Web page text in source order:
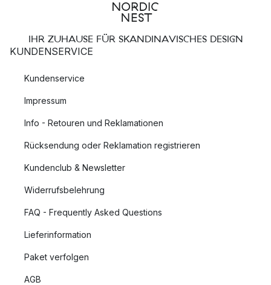
IHR ZUHAUSE FÜR SKANDINAVISCHES DESIGN
KUNDENSERVICE
Kundenservice
Impressum
Info - Retouren und Reklamationen
Rücksendung oder Reklamation registrieren
Kundenclub & Newsletter
Widerrufsbelehrung
FAQ - Frequently Asked Questions
Lieferinformation
Paket verfolgen
AGB